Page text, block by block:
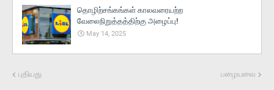
தொழிற்சங்கங்கள் காலவரையற்ற
வேலைநிறுத்தத்திற்கு அழைப்பு!
May 14, 2025
புதியது பழையவை